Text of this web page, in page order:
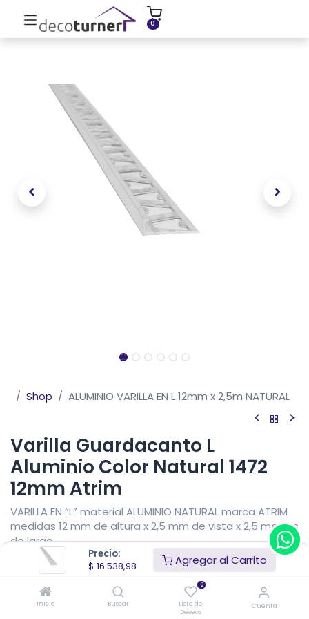
Precio:
$ 16.538,98 Agregar al Carrito
Inicio Buscar
0
Lista de
Deseos
Cuenta
0
Shop ALUMINIO VARILLA EN L 12mm x 2,5m NATURAL
Varilla Guardacanto L
Aluminio Color Natural 1472
12mm Atrim
VARILLA EN “L” material ALUMINIO NATURAL marca ATRIM
medidas 12 mm de altura x 2,5 mm de vista x 2,5 metros
de largo.
16.538,98 IVA Incluido
Precio sin impuestos nacionales 13.668,58